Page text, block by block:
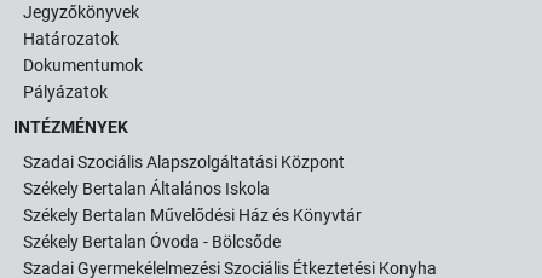
Jegyzőkönyvek
Határozatok
Dokumentumok
Pályázatok
INTÉZMÉNYEK
Szadai Szociális Alapszolgáltatási Központ
Székely Bertalan Általános Iskola
Székely Bertalan Művelődési Ház és Könyvtár
Székely Bertalan Óvoda - Bölcsőde
Szadai Gyermekélelmezési Szociális Étkeztetési Konyha